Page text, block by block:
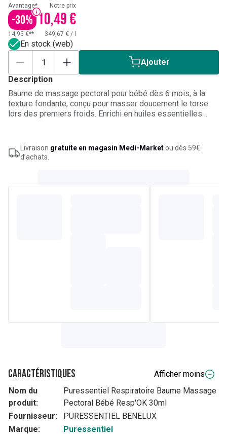
Avantage*
-30%
Notre prix
10,49 €
14,95 €** 349,67 € /
En stock (web)
Ajouter
Description
Baume de massage pectoral pour bébé dès 6 mois, à la
texture fondante, conçu pour masser doucement le torse
lors des premiers froids. Enrichi en huiles essentielles
purifiantes. Le massage procure un effet réchauffant et
relaxant, avec un confort pectoral apaisant. Appliquer une
Livraison gratuite en magasin Medi-Marketou dès 59€
d’achats.
Caractéristiques
Afficher moins
Nom du
produit:
Puressentiel Respiratoire Baume Massage
Pectoral Bébé Resp'OK 30ml
Fournisseur:
PURESSENTIEL BENELUX
Marque:
Puressentiel